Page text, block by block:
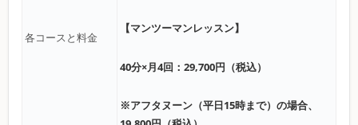
各コースと料金
【マンツーマンレッスン】
40分×月4回：29,700円（税込）
※アフタヌーン（平日15時まで）の場合、